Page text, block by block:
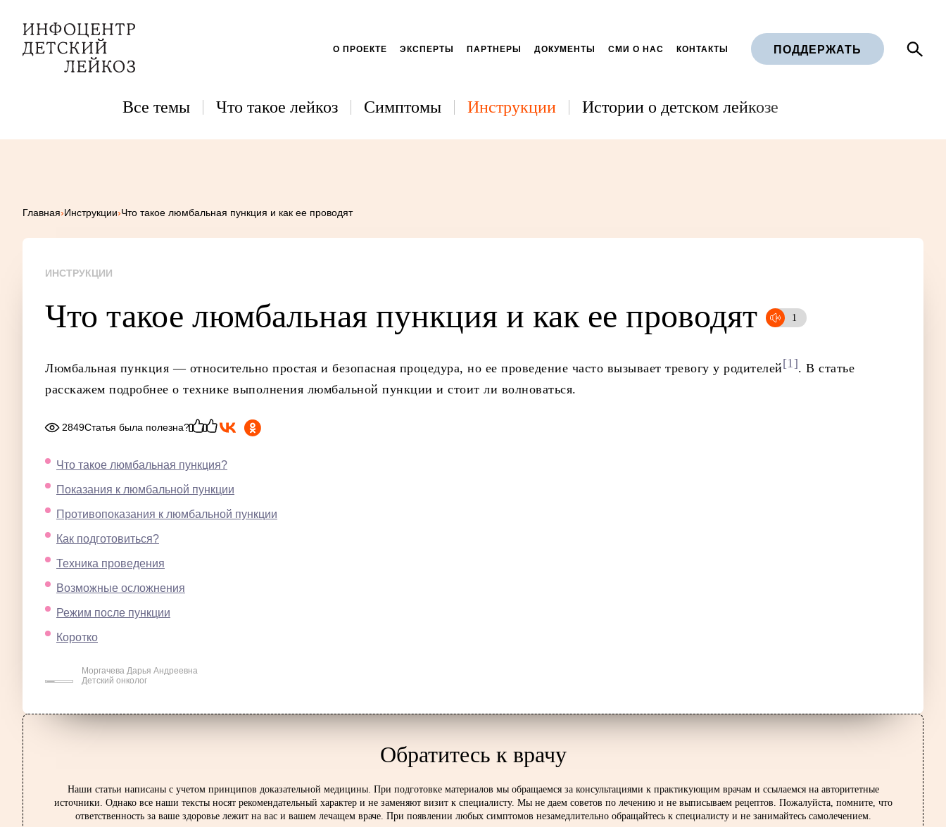
О ПРОЕКТЕ ЭКСПЕРТЫ ПАРТНЕРЫ ДОКУМЕНТЫ СМИ О НАС КОНТАКТЫ ПОДДЕРЖАТЬ
Все темы Что такое лейкоз Симптомы Инструкции Истории о детском лейкозе
Главная›Инструкции›Что такое люмбальная пункция и как ее проводят
ИНСТРУКЦИИ
Что такое люм­баль­ная пункция и как ее про­во­дят
Люмбальная пункция — относительно простая и безопасная процедура, но ее проведение часто вызывает тревогу у родителей[1]. В статье
расскажем подробнее о технике выполнения люмбальной пункции и стоит ли волноваться.
2849Статья была полезна?
Что такое люмбальная пункция?
Показания к люмбальной пункции
Противопоказания к люмбальной пункции
Как подготовиться?
Техника проведения
Возможные осложнения
Режим после пункции
Коротко
Моргачева Дарья Андреевна
Детский онколог
Обратитесь к врачу
Наши статьи написаны с учетом принципов доказательной медицины. При подготовке материалов мы обращаемся за консультациями к практикующим врачам и ссылаемся на авторитетные
источники. Однако все наши тексты носят рекомендательный характер и не заменяют визит к специалисту. Мы не даем советов по лечению и не выписываем рецептов. Пожалуйста, помните, что
ответственность за ваше здоровье лежит на вас и вашем лечащем враче. При появлении любых симптомов незамедлительно обращайтесь к специалисту и не занимайтесь самолечением.